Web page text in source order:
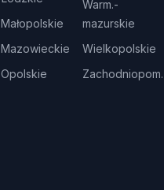
Małopolskie
Mazowieckie
Opolskie
Warm.-
mazurskie
Wielkopolskie
Zachodniopom.